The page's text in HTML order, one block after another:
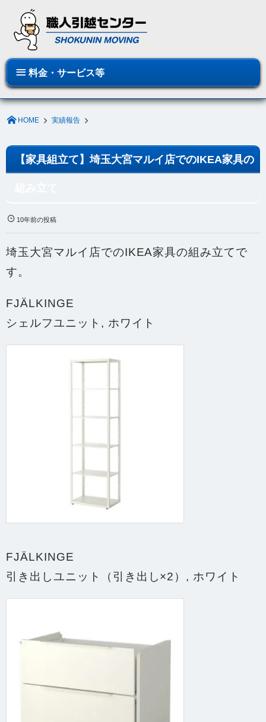
料金・サービス等
HOME 実績報告
【家具組立て】埼玉大宮マルイ店でのIKEA家具の
10年前の投稿
埼玉大宮マルイ店でのIKEA家具の組み立てで
す。
FJÄLKINGE
シェルフユニット, ホワイト
FJÄLKINGE
引き出しユニット（引き出し×2）, ホワイト